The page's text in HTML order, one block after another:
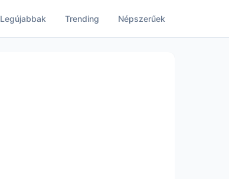
Legújabbak Trending Népszerűek